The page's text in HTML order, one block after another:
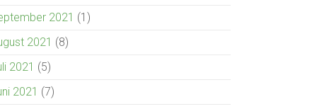
2021 (1)
2021 (8)
2021 (5)
2021 (7)